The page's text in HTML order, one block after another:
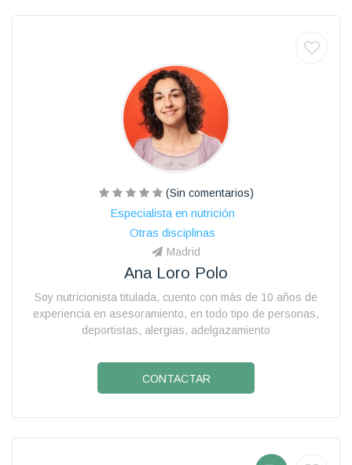
(Sin comentarios)
Especialista en nutrición
Otras disciplinas
Madrid
Ana Loro Polo
Soy nutricionista titulada, cuento con más de 10 años de
experiencia en asesoramiento, en todo tipo de personas,
deportistas, alergias, adelgazamiento
CONTACTAR